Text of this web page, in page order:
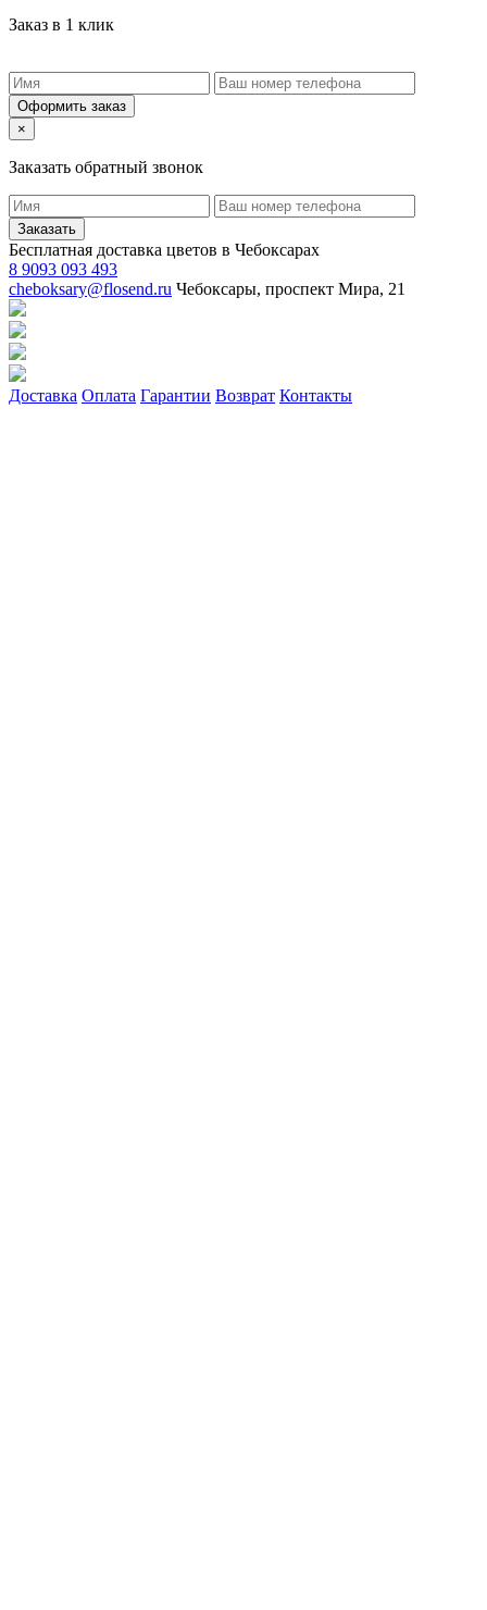
Заказ в 1 клик
Оформить заказ
×
Заказать обратный звонок
Заказать
Бесплатная доставка цветов в Чебоксарах
8 9093 093 493
cheboksary@flosend.ru Чебоксары, проспект Мира, 21
Доставка Оплата Гарантии Возврат Контакты